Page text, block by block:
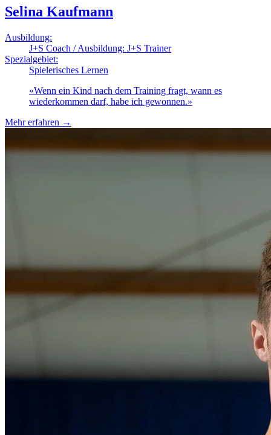
Selina Kaufmann
Ausbildung:
J+S Coach / Ausbildung: J+S Trainer
Spezialgebiet:
Spielerisches Lernen
«Wenn ein Kind nach dem Training fragt, wann es
wiederkommen darf, habe ich gewonnen.»
Mehr erfahren →